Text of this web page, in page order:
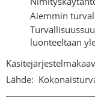
Aiemmin
luonteeltaan
Lähde: